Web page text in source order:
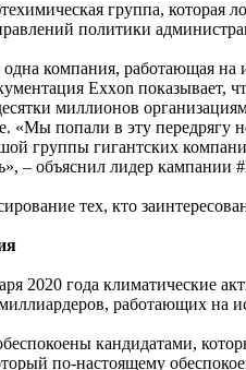
группа, которая
политики
компания, работающая на
Exxon показывает,
миллионов
«Мы попали в эту передрягу
группы гигантских
– объяснил лидер кампании
тех, кто
2020 года климатические
работающих на
кандидатами,
по-настоящему